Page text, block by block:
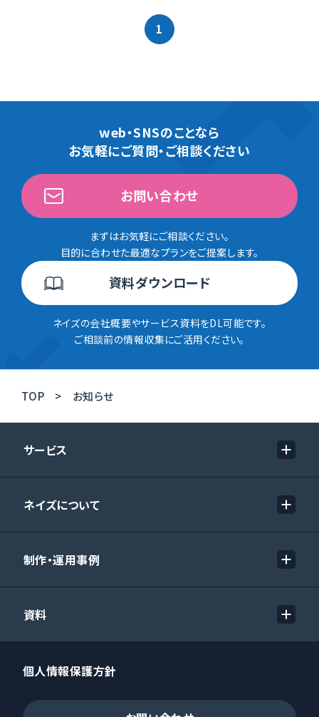
1
web・SNSのことなら
お気軽にご質問・ご相談ください
お問い合わせ
まずはお気軽にご相談ください。
目的に合わせた最適なプランをご提案します。
資料ダウンロード
ネイズの会社概要やサービス資料をDL可能です。
ご相談前の情報収集にご活用ください。
TOP お知らせ
サービス
ネイズについて
制作・運用事例
資料
個人情報保護方針